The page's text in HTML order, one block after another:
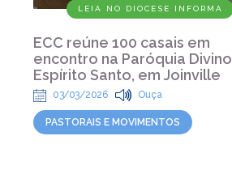
LEIA NO DIOCESE INFORMA
ECC reúne 100 casais em
encontro na Paróquia Divino
Espírito Santo, em Joinville
03/03/2026 Ouça
PASTORAIS E MOVIMENTOS